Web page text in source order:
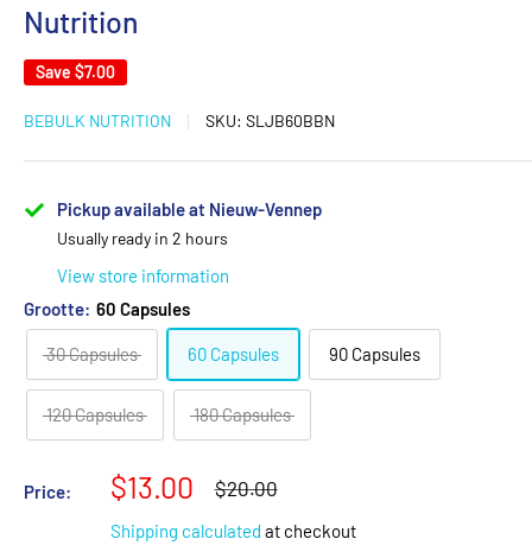
Nutrition
Save $7.00
BEBULK NUTRITION SKU: SLJB60BBN
Pickup available at Nieuw-Vennep
Usually ready in 2 hours
View store information
Grootte: 60 Capsules
30 Capsules 60 Capsules 90 Capsules
120 Capsules 180 Capsules
Price:
Sale
$13.00
Regular
price
$20.00
Shipping calculated at checkout